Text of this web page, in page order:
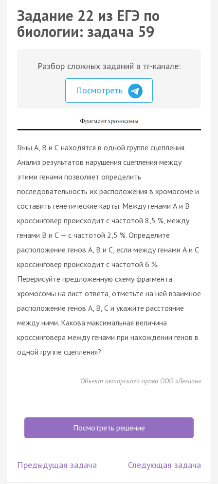
Задание 22 из ЕГЭ по
биологии: задача 59
Разбор сложных заданий в тг-канале:
Посмотреть
Гены А, В и С находятся в одной группе сцепления.
Анализ результатов нарушения сцепления между
этими генами позволяет определить
последовательность их расположения в хромосоме и
составить генетические карты. Между генами А и В
кроссинговер происходит с частотой 8,5 %, между
генами В и С — с частотой 2,5 %. Определите
расположение генов А, В и С, если между генами А и С
кроссинговер происходит с частотой 6 %.
Перерисуйте предложенную схему фрагмента
хромосомы на лист ответа, отметьте на ней взаимное
расположение генов А, В, С и укажите расстояние
между ними. Какова максимальная величина
кроссинговера между генами при нахождении генов в
одной группе сцепления?
Объект авторского права ООО «Легион»
Посмотреть решение
Предыдущая задача Следующая задача